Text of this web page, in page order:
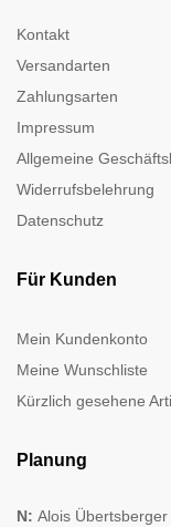
Kontakt
Versandarten
Zahlungsarten
Impressum
Allgemeine
Widerrufsbelehrung
Datenschutz
Für Kunden
Mein Kundenkonto
Meine Wunschliste
Kürzlich gesehene
Planung
N: Alois Übertsberger